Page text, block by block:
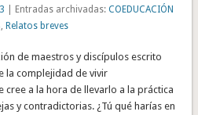
| Entradas archivadas:COEDUCACIÓN
,Relatos breves
de maestros y discípulos escrito
la complejidad de vivir
cree a la hora de llevarlo a la práctica
y contradictorias. ¿Tú qué harías en